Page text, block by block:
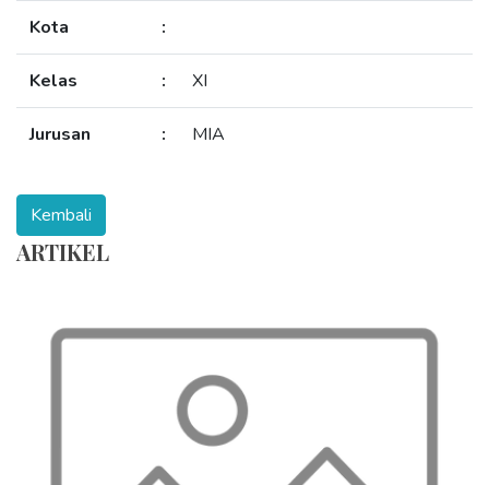
Kota :
Kelas : XI
Jurusan : MIA
ARTIKEL